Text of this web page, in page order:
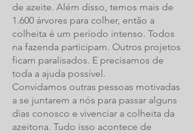
de azeite. Além disso, temos mais de
1.600 árvores para colher, então a
colheita é um período intenso. Todos
na fazenda participam. Outros projetos
ficam paralisados. E precisamos de
toda a ajuda possível.
Convidamos outras pessoas motivadas
a se juntarem a nós para passar alguns
dias conosco e vivenciar a colheita da
azeitona. Tudo isso acontece de